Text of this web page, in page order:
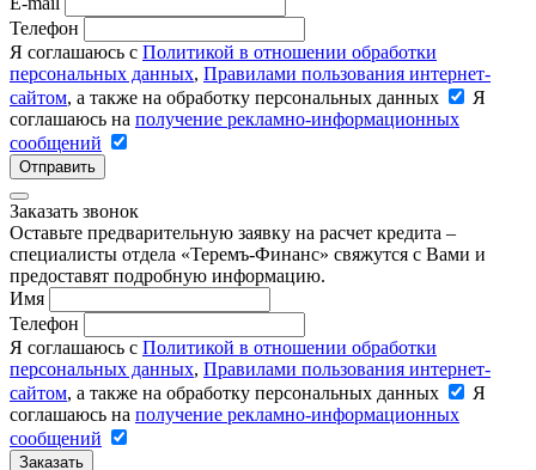
Телефон
Я соглашаюсь с Политикой в отношении обработки
персональных данных, Правилами пользования интернет-
сайтом, а также на обработку персональных данных
Я
соглашаюсь на получение рекламно-информационных
сообщений
Отправить
Заказать звонок
Оставьте предварительную заявку на расчет кредита –
специалисты отдела «Теремъ-Финанс» свяжутся с Вами и
предоставят подробную информацию.
Имя
Телефон
Я соглашаюсь с Политикой в отношении обработки
персональных данных, Правилами пользования интернет-
сайтом, а также на обработку персональных данных
Я
соглашаюсь на получение рекламно-информационных
сообщений
Заказать